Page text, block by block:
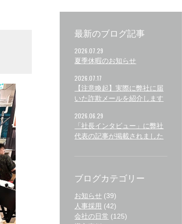
最新のブログ記事
2026.07.29
夏季休暇のお知らせ
2026.07.17
【注意喚起】実際に弊社に届
いた詐欺メールを紹介します
2026.06.29
「社長インタビュー」に弊社
代表の記事が掲載されました
ブログカテゴリー
お知らせ (39)
人事採用 (42)
会社の日常 (125)